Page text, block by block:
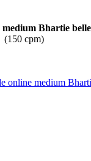
(150 cpm)